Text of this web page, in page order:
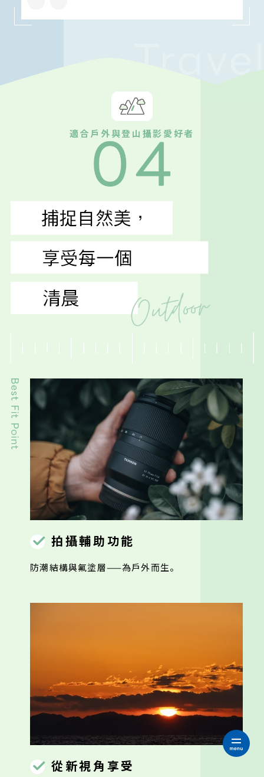
女性攝影創作者
適合戶外與登山攝影愛好者
拍攝輔助功能
防潮結構與氟塗層——為戶外而生。
從新視角享受